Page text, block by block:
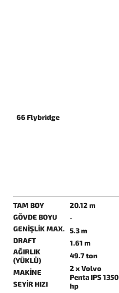
66 Flybridge
TAM BOY
GÖVDE BOYU
GENİŞLİK MAX.
DRAFT
AĞIRLIK
(YÜKLÜ)
MAKİNE
SEYİR HIZI
20.12 m
-
5.3 m
1.61 m
49.7 ton
2 x Volvo
Penta IPS 1350
hp